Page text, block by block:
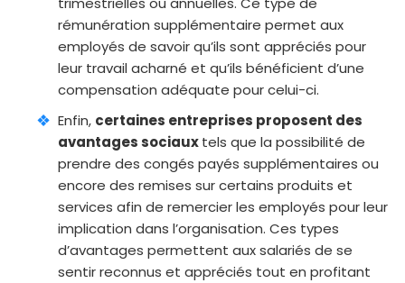
rémunération supplémentaire permet aux
employés de savoir qu’ils sont appréciés pour
leur travail acharné et qu’ils bénéficient d’une
compensation adéquate pour celui-ci.
Enfin, certaines entreprises proposent des
avantages sociauxtels que la possibilité de
prendre des congés payés supplémentaires ou
encore des remises sur certains produits et
services afin de remercier les employés pour leur
implication dans l’organisation. Ces types
d’avantages permettent aux salariés de se
sentir reconnus et appréciés tout en profitant